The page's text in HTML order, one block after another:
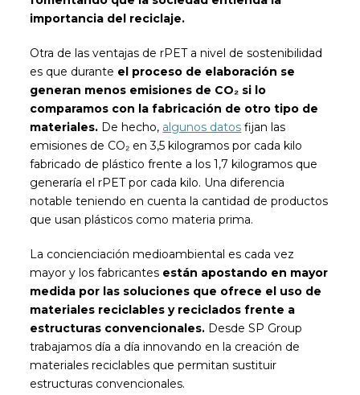
importancia del reciclaje.
Otra de las ventajas de rPET a nivel de sostenibilidad
es que durante el proceso de elaboración se
generan menos emisiones de CO₂ si lo
comparamos con la fabricación de otro tipo de
materiales. De hecho, algunos datos fijan las
emisiones de CO₂ en 3,5 kilogramos por cada kilo
fabricado de plástico frente a los 1,7 kilogramos que
generaría el rPET por cada kilo. Una diferencia
notable teniendo en cuenta la cantidad de productos
que usan plásticos como materia prima.
La concienciación medioambiental es cada vez
mayor y los fabricantes están apostando en mayor
medida por las soluciones que ofrece el uso de
materiales reciclables y reciclados frente a
estructuras convencionales. Desde SP Group
trabajamos día a día innovando en la creación de
materiales reciclables que permitan sustituir
estructuras convencionales.